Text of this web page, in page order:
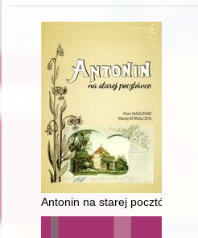
Antonin na starej pocztówce